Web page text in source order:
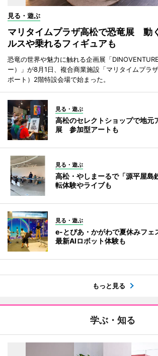
見る・遊ぶ
マリタイムプラザ高松で恐竜展 動
ルスや乗れるフィギュアも
恐竜の世界や魅力に触れる企画展「
ー）」が8月1日、複合商業施設「マリタイムプラ
ポート）2階特設会場で始まった。
見る・遊ぶ
高松のセレクトショップで地元
展 参加型アートも
見る・遊ぶ
高松・やしまーるで「源平屋
転体験やライブも
見る・遊ぶ
e-とぴあ・かがわで夏休みフ
最新AIロボット体験も
もっと見る
学ぶ・知る